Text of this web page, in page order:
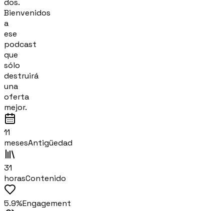
dos.
Bienvenidos
a
ese
podcast
que
sólo
destruirá
una
oferta
mejor.
11
mesesAntigüedad
31
horasContenido
5.9%Engagement